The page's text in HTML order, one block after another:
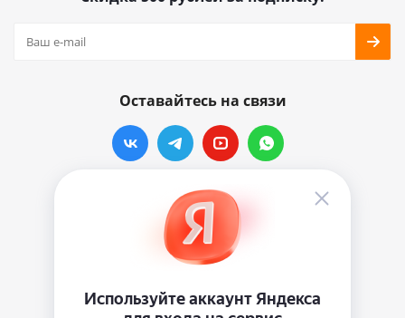
Оставайтесь на связи
Наши контакты
info@vinylmarkt.ru